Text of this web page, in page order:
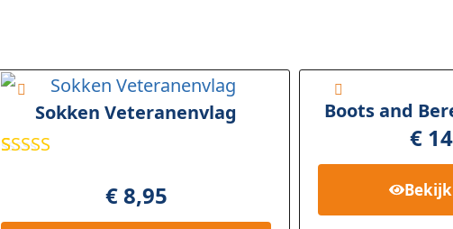
Sokken Veteranenvlag
€8,95
Boots and
€
Bekijk